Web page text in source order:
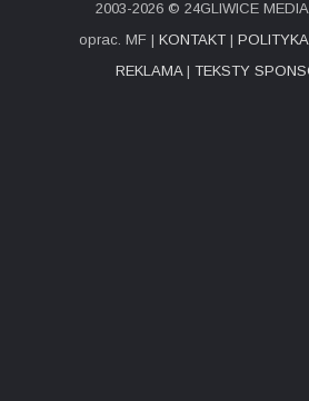
2003-2026 © 24GLIWICE
oprac. MF | KONTAKT|
REKLAMA| TEKSTY